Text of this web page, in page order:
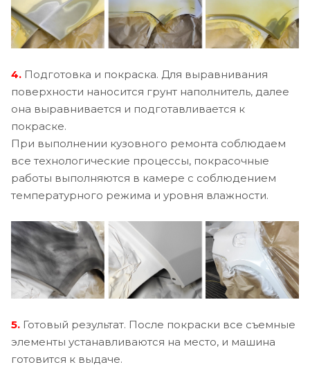
4. Подготовка и покраска. Для выравнивания
поверхности наносится грунт наполнитель, далее
она выравнивается и подготавливается к
покраске.
При выполнении кузовного ремонта соблюдаем
все технологические процессы, покрасочные
работы выполняются в камере с соблюдением
температурного режима и уровня влажности.
5. Готовый результат. После покраски все съемные
элементы устанавливаются на место, и машина
готовится к выдаче.